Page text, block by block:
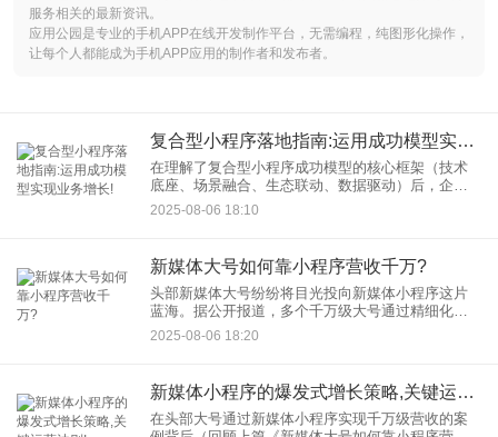
服务相关的最新资讯。
应用公园是专业的手机APP在线开发制作平台，无需编程，纯图形化操作，
让每个人都能成为手机APP应用的制作者和发布者。
复合型小程序落地指南:运用成功模型实现业务增长!
在理解了复合型小程序成功模型的核心框架（技术
底座、场景融合、生态联动、数据驱动）后，企业
面临的关键挑战在于如何将其高效落地。本文将提
供一套可操作的实践指南，帮助您将理论转化为增
2025-08-06 18:10
新媒体大号如何靠小程序营收千万?
头部新媒体大号纷纷将目光投向新媒体小程序这片
蓝海。据公开报道，多个千万级大号通过精细化小
程序市场运营，成功实现年营收破千万，甚至成为
其主要收入支柱。这背后的逻辑与方法值得深入剖
2025-08-06 18:20
新媒体小程序的爆发式增长策略,关键运营法则!
在头部大号通过新媒体小程序实现千万级营收的案